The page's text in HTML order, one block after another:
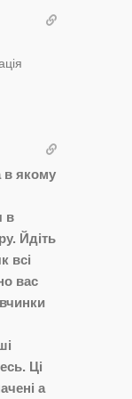
в якому
в
Йдіть
всі
вас
Ці
а